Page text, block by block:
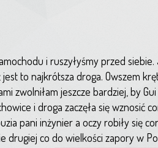
i ruszyłyśmy przed siebie.
to najkrótsza droga. Owszem
zwolniłam jeszcze bardziej, by Gui
i droga zaczęła się wznosić
pani inżynier a oczy robiły się
drugiej co do wielkości zapory w